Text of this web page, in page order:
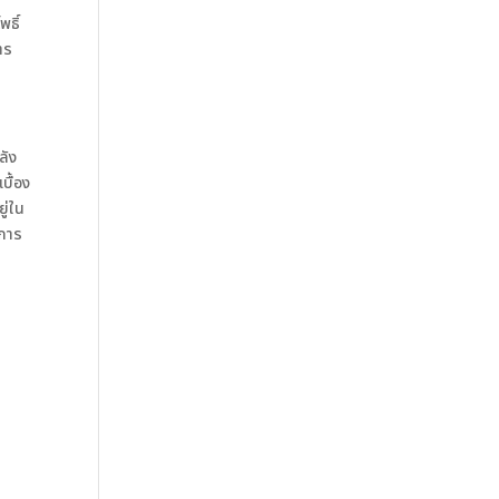
ธิ์
ง
อง
ใน
ร